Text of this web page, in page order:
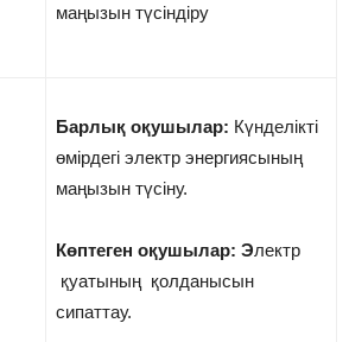
маңызын түсіндіру
Барлық оқушылар: Күнделікті
өмірдегі электр энергиясының
маңызын түсіну.
Көптеген оқушылар: Электр
қуатының қолданысын
сипаттау.